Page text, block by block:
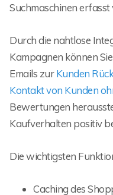
Suchmaschinen erfasst
Durch die nahtlose
Kampagnen können
Emails zurKunden
Kontakt von Kunden
Bewertungen
Kaufverhalten positiv
Die wichtigsten
Caching des